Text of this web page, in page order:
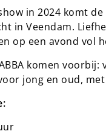
in 2024 komt
in Veendam.
op een avond vol
komen voorbij:
jong en oud,